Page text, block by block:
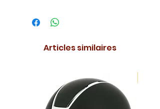
Articles similaires